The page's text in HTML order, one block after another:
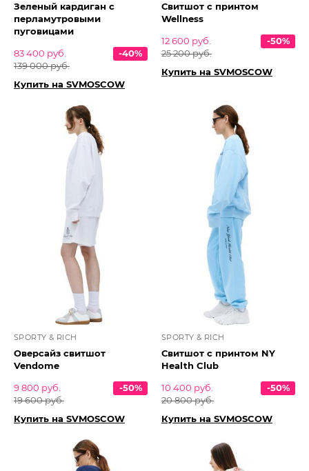
Зеленый кардиган с
перламутровыми
пуговицами
83 400 руб.
139 000 руб.
-40%
Купить на SVMOSCOW
Свитшот с принтом
Wellness
12 600 руб.
25 200 руб.
-50%
Купить на SVMOSCOW
SPORTY & RICH
Оверсайз свитшот
Vendome
9 800 руб.
19 600 руб.
-50%
Купить на SVMOSCOW
SPORTY & RICH
Свитшот с принтом NY
Health Club
10 400 руб.
20 800 руб.
-50%
Купить на SVMOSCOW